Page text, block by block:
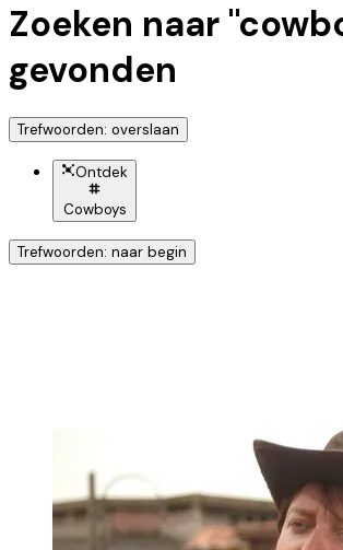
Zoeken naar "
gevonden
Trefwoorden: overslaan
Ontdek
Cowboys
Trefwoorden: naar begin